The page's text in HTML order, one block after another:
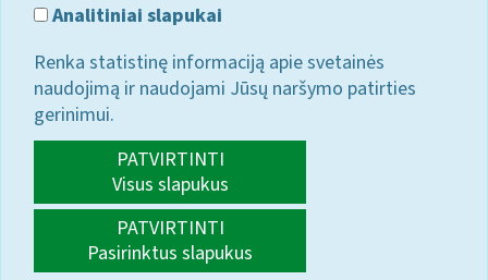
Analitiniai slapukai
Renka statistinę informaciją apie svetainės
naudojimą ir naudojami Jūsų naršymo patirties
gerinimui.
PATVIRTINTI
Visus slapukus
PATVIRTINTI
Pasirinktus slapukus